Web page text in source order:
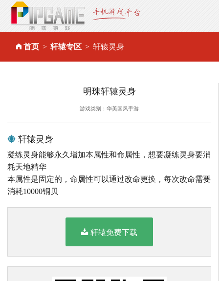
首页 轩辕专区 轩辕灵身
明珠轩辕灵身
游戏类别：华美国风手游
轩辕灵身
凝练灵身能够永久增加本属性和命属性，想要凝练灵身要消
耗天地精华
本属性是固定的，命属性可以通过改命更换，每次改命需要
消耗10000铜贝
轩辕免费下载